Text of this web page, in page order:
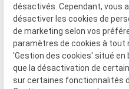
Actualités
Contact
Mentions
légales
Politique
désactivés. Cependant, vous
désactiver les cookies de
de marketing selon vos
paramètres de cookies à tout
'Gestion des cookies' situé
que la désactivation de
sur certaines fonctionnalités